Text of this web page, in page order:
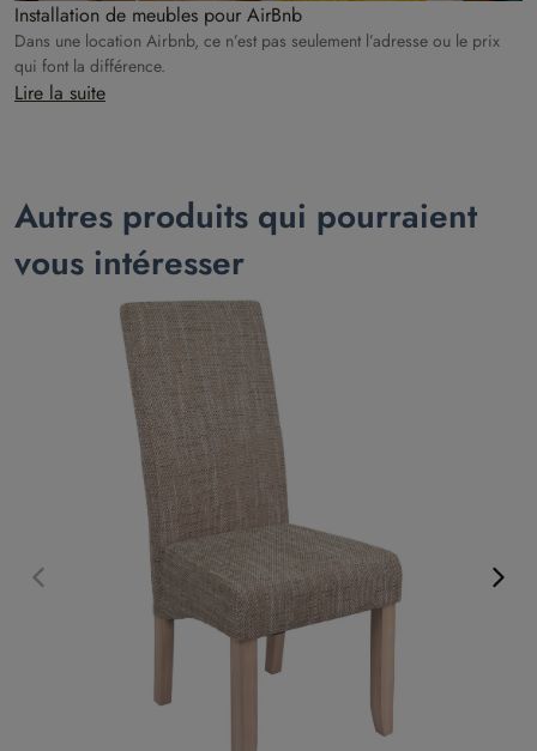
Installation de meubles pour AirBnb
Dans une location Airbnb, ce n’est pas seulement l’adresse ou le prix
qui font la différence.
Lire la suite
Autres produits qui pourraient
vous intéresser